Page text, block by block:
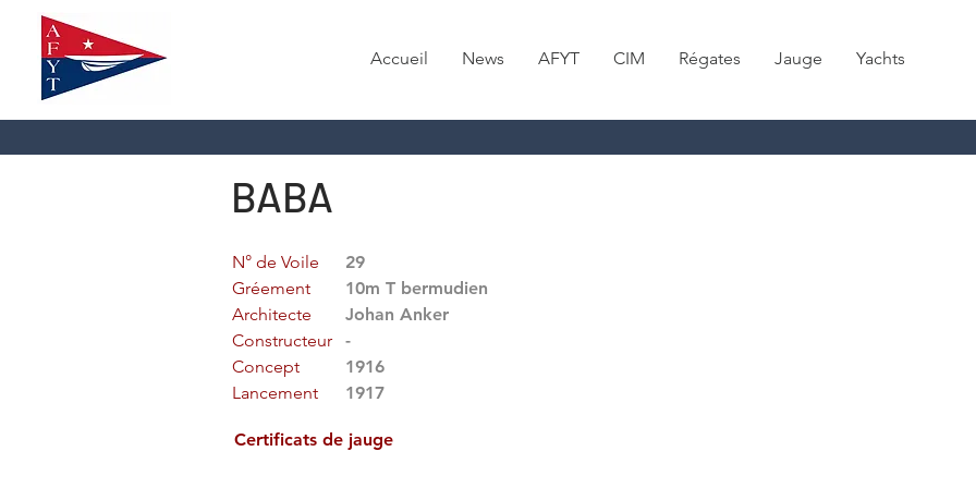
Accueil News AFYT CIM Régates Jauge Yachts
BABA
N° de Voile
29
Gréement
10m T bermudien
Architecte
Johan Anker
Constructeur
-
Concept
1916
Lancement
1917
Certificats de jauge